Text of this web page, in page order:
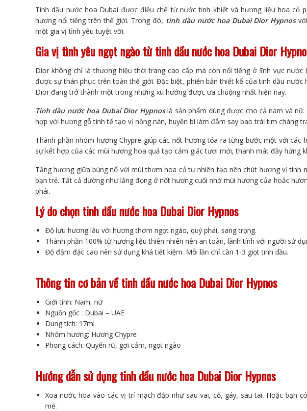
Tinh dầu nước hoa Dubai được điều chế từ nước tinh khiết và hương liệu hoa cỏ
hương nổi tiếng trên thế giới. Trong đó, tinh dầu nước hoa Dubai Dior Hypnos
một gia vị tình yêu tuyệt vời.
Gia vị tình yêu ngọt ngào từ tinh dầu nước hoa Dubai Dior
Dior không chỉ là thương hiệu thời trang cao cấp mà còn nổi tiếng ở lĩnh vực nước
được sự thán phục trên toàn thế giới. Đặc biệt, phiên bản thiết kế của tinh dầu
Dior đang trở thành một trong những xu hướng được ưa chuộng nhất hiện nay.
Tinh dầu nước hoa Dubai Dior Hypnoslà sản phẩm dùng được cho cả nam và
hợp với hương gỗ tinh tế tạo vị nồng nàn, huyền bí làm đắm say bao trái tim chàng
Thành phần nhóm hương Chypre giúp các nốt hương tỏa ra từng bước một với các
sự kết hợp của các mùi hương hoa quả tạo cảm giác tươi mới, thanh mát đầy hứng
Tầng hương giữa bùng nổ với mùi thơm hoa cỏ tự nhiên tạo nên chút hương vị tình
bạn trẻ. Tất cả dường như lắng đọng ở nốt hương cuối nhờ mùi hương của hoắc
phái.
Lý do chọn tinh dầu nước hoa Dubai Dior Hypnos
Độ lưu hương lâu với hương thơm ngọt ngào, quý phái, sang trọng.
Thành phần 100% từ hương liệu thiên nhiên nên an toàn, lành tính với người sử
Độ đậm đặc cao nên sử dụng khá tiết kiệm. Mỗi lần chỉ cần 1-3 giọt tinh dầu.
Thông tin cơ bản về tinh dầu nước hoa Dubai Dior Hypnos
Giới tính: Nam, nữ
Nguồn gốc : Dubai – UAE
Dung tích: 17ml
Nhóm hương: Hương Chypre
Phong cách: Quyến rũ, gợi cảm, ngọt ngào
Hướng dẫn sử dụng tinh dầu nước hoa Dubai Dior Hypnos
Xoa nước hoa vào các vị trí mạch đập như sau vai, cổ, gáy, sau tai. Hoặc bạn
mẽ.